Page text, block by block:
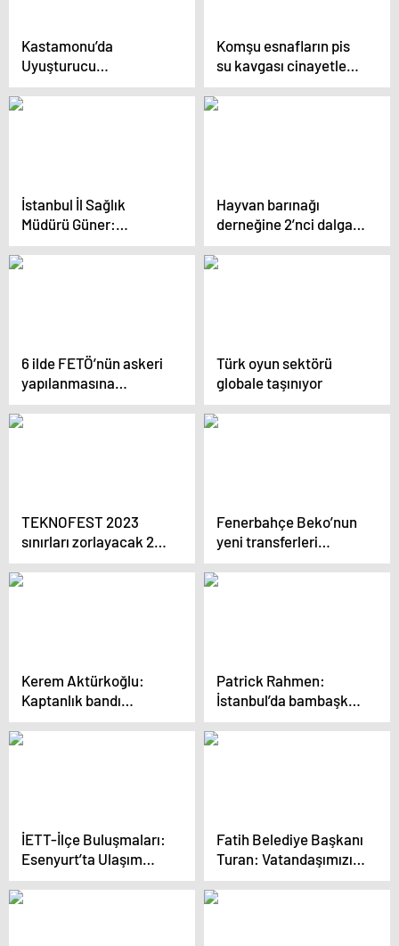
Kastamonu’da
Uyuşturucu
Operasyonu: 2 Şüpheli
Gözaltına Alındı
Komşu esnafların pis
su kavgası cinayetle
bitti
İstanbul İl Sağlık
Müdürü Güner:
Herhangi bir salgın
beklentimiz yok
Hayvan barınağı
derneğine 2’nci dalga
operasyon! Bağış adı
altında 30 milyon lira
6 ilde FETÖ’nün askeri
yapılanmasına
operasyon: 8 gözaltı
Türk oyun sektörü
globale taşınıyor
TEKNOFEST 2023
sınırları zorlayacak 27
Nisan’da Atatürk
Havalimanı’nda
Fenerbahçe Beko’nun
yeni transferleri
İstanbul’a geldi
Kerem Aktürkoğlu:
Kaptanlık bandı
olmasa da Galatasaray
için her yere gideceğim
Patrick Rahmen:
İstanbul’da bambaşka
bir atmosfer bizi
bekliyor
İETT-İlçe Buluşmaları:
Esenyurt’ta Ulaşım
Sorunları ve Çözüm
Önerileri Ele Alındı
Fatih Belediye Başkanı
Turan: Vatandaşımızı
parçalayan köpekleri
savcılık izniyle topladık